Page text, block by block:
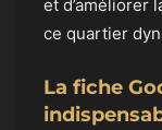
et d’améliorer
ce quartier
La fiche